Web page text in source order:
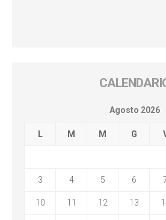
Agosto 2026
L M M G
3 4 5 6
10 11 12 13